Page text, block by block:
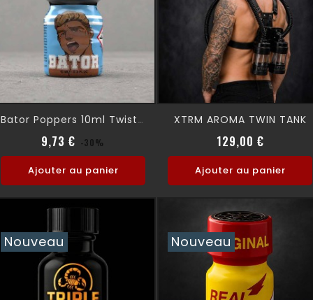
Bator Poppers 10ml Twisted Beast
9,73 € Prix normal
-30%
Ajouter au panier
XTRM AROMA TWIN TANK
129,00 €Prix
Ajouter au panier
Nouveau Nouveau